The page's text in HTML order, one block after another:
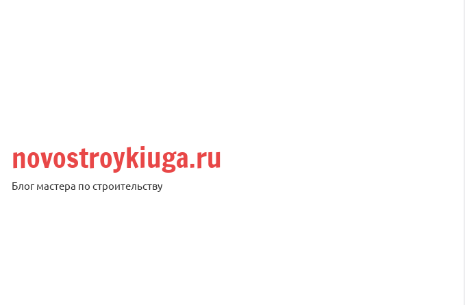
novostroykiuga.ru
Блог мастера по строительству